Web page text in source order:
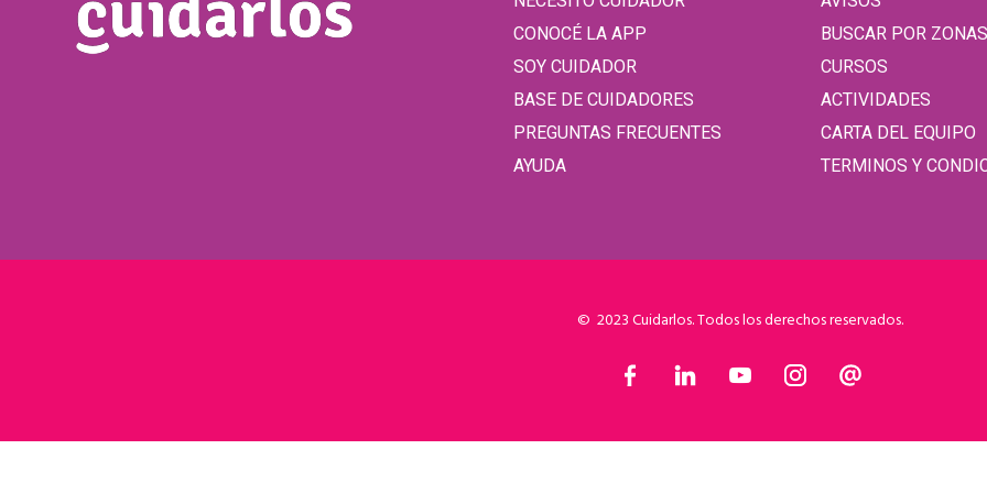
CONOCÉ LA APP
SOY CUIDADOR
BASE DE CUIDADORES
PREGUNTAS FRECUENTES
AYUDA
BUSCAR POR ZONAS
CURSOS
ACTIVIDADES
CARTA DEL EQUIPO
TERMINOS Y
© 2023 Cuidarlos. Todos los derechos reservados.